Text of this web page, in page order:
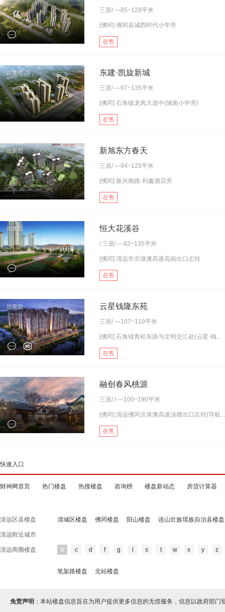
三居/ —85~128平米
[佛冈] 佛冈县城西时代小学旁
在售
东建·凯旋新城
三居/ —97~135平米
[佛冈] 石角镇龙凤大道中(城南小学旁)
在售
新旭东方春天
三居/ —94~125平米
[佛冈] 振兴南路·利鑫酒店旁
在售
恒大花溪谷
/ 三居/ —82~135平米
[佛冈] 清远市京港澳高速高岗出口左转
在售
云星钱隆东苑
三居/ —107~119平米
[佛冈] 石角镇青松东路与文明交汇处(云星·钱...
在售
融创春风桃源
三居/ / —100~190平米
[佛冈] 清远佛冈京港澳高速汤塘出口左转(导航...
在售
快速入口
财神网首页 热门楼盘 热搜楼盘 咨询榜 楼盘新动态 房贷计算器
清远区县楼盘 清城区楼盘 佛冈楼盘 阳山楼盘 连山壮族瑶族自治县楼盘
清远附近城市
清远商圈楼盘 b c d f g s t w x y z
笔架路楼盘 北站楼盘
免责声明 ：本站楼盘信息旨在为用户提供更多信息的无偿服务，信息以政府部门